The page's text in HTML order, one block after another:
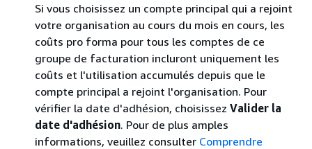
Si vous choisissez un compte principal qui a rejoint
votre organisation au cours du mois en cours, les
coûts pro forma pour tous les comptes de ce
groupe de facturation incluront uniquement les
coûts et l'utilisation accumulés depuis que le
compte principal a rejoint l'organisation. Pour
vérifier la date d'adhésion, choisissez Valider la
date d'adhésion. Pour de plus amples
informations, veuillez consulter Comprendre